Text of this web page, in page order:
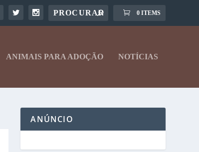
0 ITEMS
ANIMAIS PARA ADOÇÃO NOTÍCIAS
ANÚNCIO